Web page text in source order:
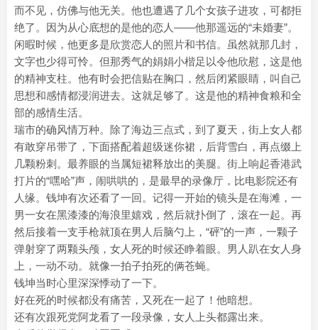
而不见，仿佛与他无关。他也遭遇了几个女孩子进攻，可都拒
绝了。因为从心底想的是他的恋人——他那遥远的“未婚妻”。
闲暇时候，他更多是欣赏恋人的照片和书信。虽然就那几封，
文字也少得可怜。但那秀气的娟娟小楷足以令他欣慰，这是他
的精神支柱。他有时会把信贴在胸口，然后闭紧眼睛，叫自己
思想和感情都浸润进去。这就足够了。这是他的精神食粮和全
部的感情生活。
瑞市的确风情万种。除了海边三点式，到了夏天，街上女人都
有敢穿吊带了，下面搭配着超级迷你裙，后背雪白，再点缀上
几颗粉刺。最养眼的当属短裙释放出的美腿。街上响起香港武
打片的“嘿哈”声，闹哄哄的，是最早的录像厅，比电影院还有
人缘。钱坤有次还看了一回。记得一开始的镜头是在海滩，一
男一女在黑漆漆的海浪里嬉戏，然后就扑倒了，滚在一起。再
然后接着一支手枪就顶在男人后脑勺上，“砰”的一声，一颗子
弹射穿了两颗头颅，女人死的时候还睁着眼。男人趴在女人身
上，一动不动。就像一拍子拍死的俩苍蝇。
钱坤当时心里深深悸动了一下。
好在死的时候都没有痛苦，又死在一起了！他暗想。
还有次跟死党阿龙看了一段录像，女人上头都露出来。